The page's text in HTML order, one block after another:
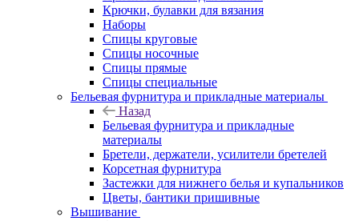
Крючки, булавки для вязания
Наборы
Спицы круговые
Спицы носочные
Спицы прямые
Спицы специальные
Бельевая фурнитура и прикладные материалы
Назад
Бельевая фурнитура и прикладные
материалы
Бретели, держатели, усилители бретелей
Корсетная фурнитура
Застежки для нижнего белья и купальников
Цветы, бантики пришивные
Вышивание